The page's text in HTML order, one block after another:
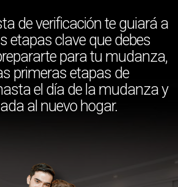
de verificación te guiará a
etapas clave que debes
para tu mudanza,
primeras etapas de
el día de la mudanza y
al nuevo hogar.